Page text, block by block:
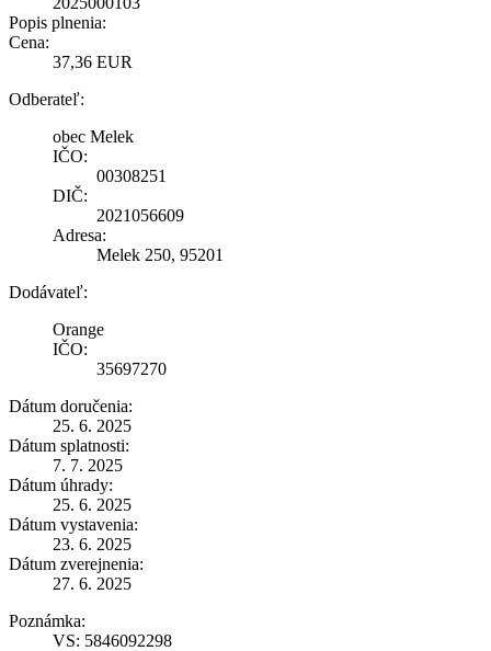
Popis plnenia:
Cena:
37,36 EUR
Odberateľ:
obec Melek
IČO:
00308251
DIČ:
2021056609
Adresa:
Melek 250, 95201
Dodávateľ:
Orange
IČO:
35697270
Dátum doručenia:
25. 6. 2025
Dátum splatnosti:
7. 7. 2025
Dátum úhrady:
25. 6. 2025
Dátum vystavenia:
23. 6. 2025
Dátum zverejnenia:
27. 6. 2025
Poznámka:
VS: 5846092298